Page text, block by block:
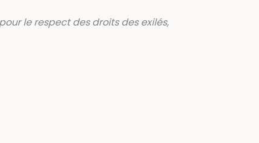
le respect des droits des exilés,